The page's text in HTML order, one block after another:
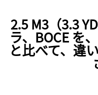
2.5 M3（3.3
ラ、BOCE を
と比べて、違